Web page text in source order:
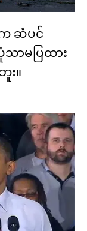
က ဆံပင်
မပြထား
း။